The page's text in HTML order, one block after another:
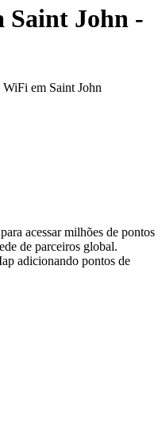
Saint John -
WiFi em Saint John
acessar milhões de pontos
de parceiros global.
adicionando pontos de